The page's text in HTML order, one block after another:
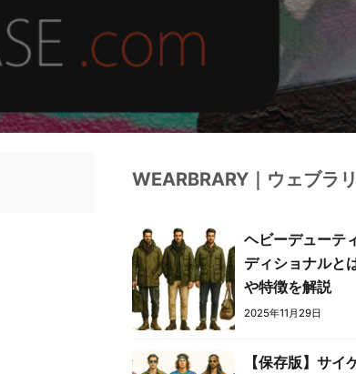
WEARBRARY｜ウェブラ
ヘビーデューテ
ディショナルと
や特徴を解説
2025年11月29日
【保存版】サイ